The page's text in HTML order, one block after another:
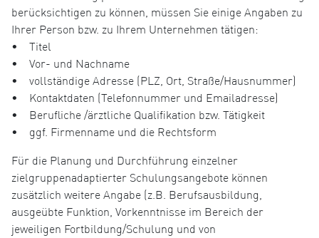
berücksichtigen zu können, müssen Sie einige Angaben zu
Ihrer Person bzw. zu Ihrem Unternehmen tätigen:
• Titel
• Vor- und Nachname
• vollständige Adresse (PLZ, Ort, Straße/Hausnummer)
• Kontaktdaten (Telefonnummer und Emailadresse)
• Berufliche /ärztliche Qualifikation bzw. Tätigkeit
• ggf. Firmenname und die Rechtsform
Für die Planung und Durchführung einzelner
zielgruppenadaptierter Schulungsangebote können
zusätzlich weitere Angabe (z.B. Berufsausbildung,
ausgeübte Funktion, Vorkenntnisse im Bereich der
jeweiligen Fortbildung/Schulung und von